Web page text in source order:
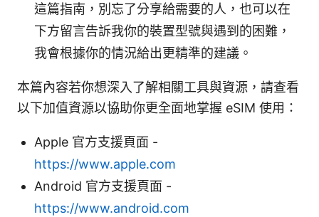
這篇指南，別忘了分享給需要的人，也可以在
下方留言告訴我你的裝置型號與遇到的困難，
我會根據你的情況給出更精準的建議。
本篇內容若你想深入了解相關工具與資源，請查看
以下加值資源以協助你更全面地掌握 eSIM 使用：
Apple 官方支援頁面 -
https://www.apple.com
Android 官方支援頁面 -
https://www.android.com